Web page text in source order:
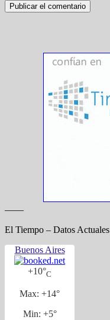
——
El Tiempo – Datos Actuales
Buenos Aires
+10°C
Max: +14°
Min: +5°